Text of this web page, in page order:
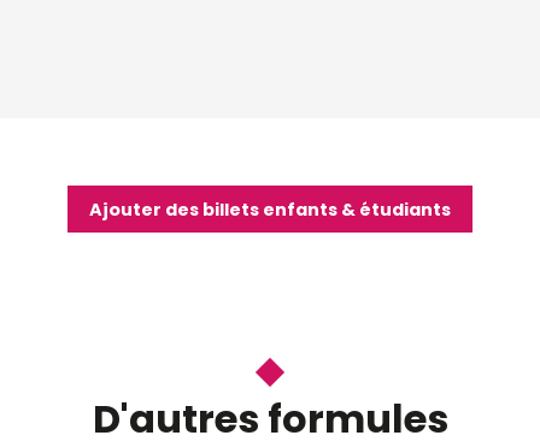
Ajouter des billets enfants & étudiants
D'autres formules